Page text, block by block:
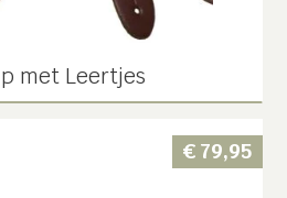
met Leertjes
€79,95